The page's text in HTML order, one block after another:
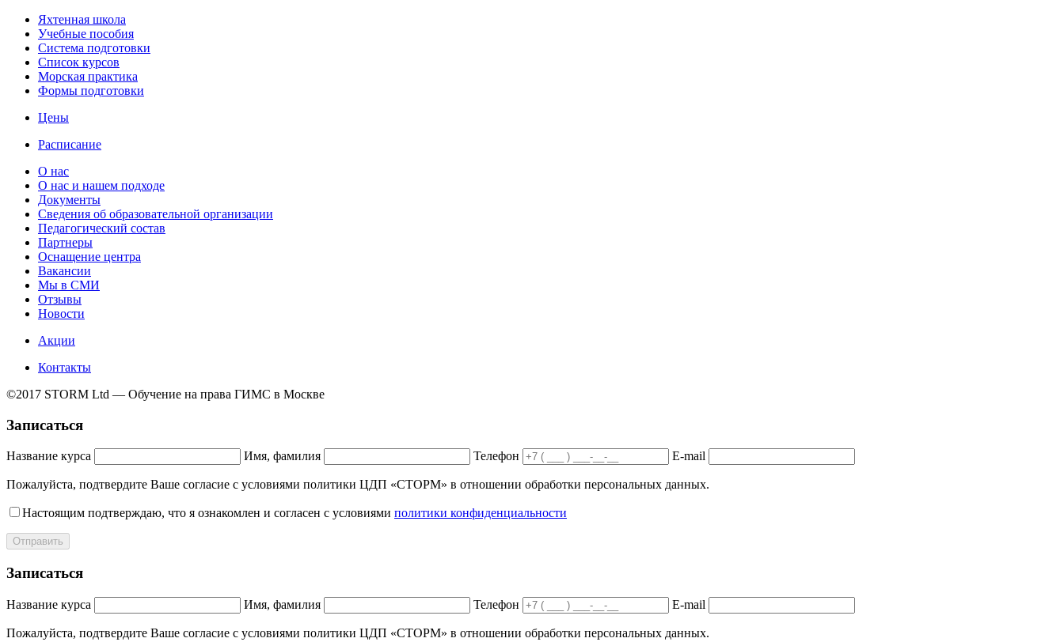
Яхтенная школа
Учебные пособия
Cистема подготовки
Список курсов
Морская практика
Формы подготовки
Цены
Расписание
О нас
О нас и нашем подходе
Документы
Сведения об образовательной организации
Педагогический состав
Партнеры
Оснащение центра
Вакансии
Мы в СМИ
Отзывы
Новости
Акции
Контакты
©2017 STORM Ltd — Обучение на права ГИМС в Москве
Записаться
Название курса Имя, фамилия Телефон E-mail
Пожалуйста, подтвердите Ваше согласие с условиями политики ЦДП «СТОРМ» в отношении обработки персональных данных.
Настоящим подтверждаю, что я ознакомлен и согласен с условиями политики конфиденциальности
Отправить
Записаться
Название курса Имя, фамилия Телефон E-mail
Пожалуйста, подтвердите Ваше согласие с условиями политики ЦДП «СТОРМ» в отношении обработки персональных данных.